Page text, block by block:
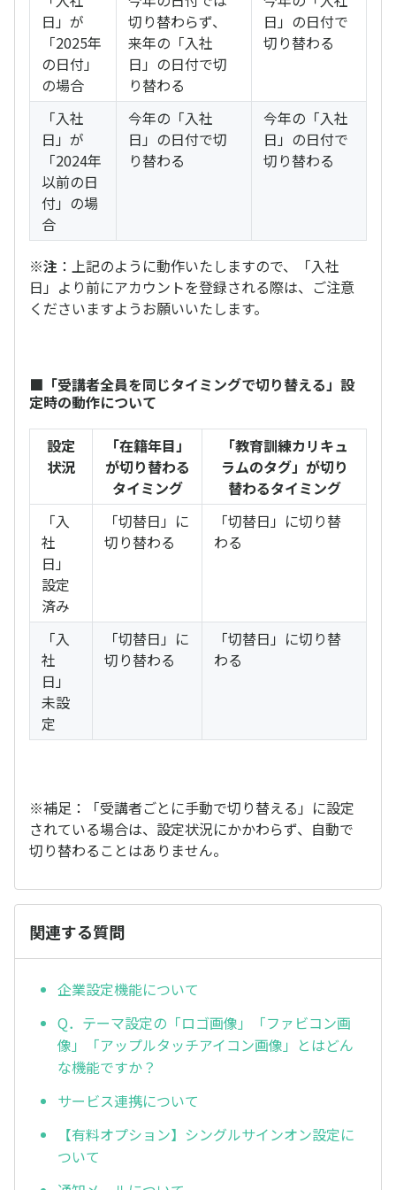
日」が
「2025年
の日付」
の場合
切り替わらず、
来年の「入社
日」の日付で切
り替わる
日」の日付で
切り替わる
「入社
日」が
「2024年
以前の日
付」の場
合
今年の「入社
日」の日付で切
り替わる
今年の「入社
日」の日付で
切り替わる
※注 ：上記のように動作いたしますので、「入社
日」より前にアカウントを登録される際は、ご注意
くださいますようお願いいたします。
■「受講者全員を同じタイミングで切り替える」設
定時の動作について
設定
状況
「在籍年目」
が切り替わる
タイミング
「教育訓練カリキュ
ラムのタグ」が切り
替わるタイミング
「入
社
日」
設定
済み
「切替日」に
切り替わる
「切替日」に切り替
わる
「入
社
日」
未設
定
「切替日」に
切り替わる
「切替日」に切り替
わる
※補足：「受講者ごとに手動で切り替える」に設定
されている場合は、設定状況にかかわらず、自動で
切り替わることはありません。
関連する質問
企業設定機能について
Q．テーマ設定の「ロゴ画像」「ファビコン画
像」「アップルタッチアイコン画像」とはどん
な機能ですか？
サービス連携について
【有料オプション】シングルサインオン設定に
ついて